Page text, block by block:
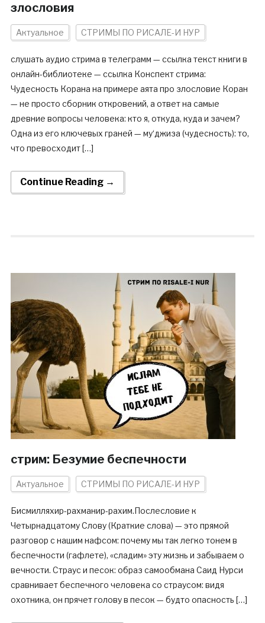
злословия
Актуальное СТРИМЫ ПО РИСАЛЕ-И НУР
слушать аудио стрима в телеграмм — ссылка текст книги в
онлайн-библиотеке — ссылка Конспект стрима:
Чудесность Корана на примере аята про злословие Коран
— не просто сборник откровений, а ответ на самые
древние вопросы человека: кто я, откуда, куда и зачем?
Одна из его ключевых граней — му‘джиза (чудесность): то,
что превосходит […]
Continue Reading →
стрим: Безумие беспечности
Актуальное СТРИМЫ ПО РИСАЛЕ-И НУР
Бисмилляхир-рахманир-рахим.Послесловие к
Четырнадцатому Слову (Краткие слова) — это прямой
разговор с нашим нафсом: почему мы так легко тонем в
беспечности (гафлете), «сладим» эту жизнь и забываем о
вечности. Страус и песок: образ самообмана Саид Нурси
сравнивает беспечного человека со страусом: видя
охотника, он прячет голову в песок — будто опасность […]